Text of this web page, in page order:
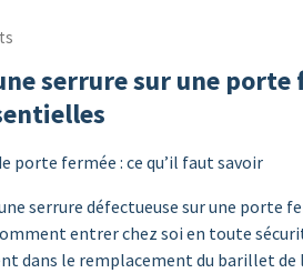
serrure sur une porte
porte fermée : ce qu’il faut savoir
serrure défectueuse sur une porte
entrer chez soi en toute
dans le remplacement du barillet de